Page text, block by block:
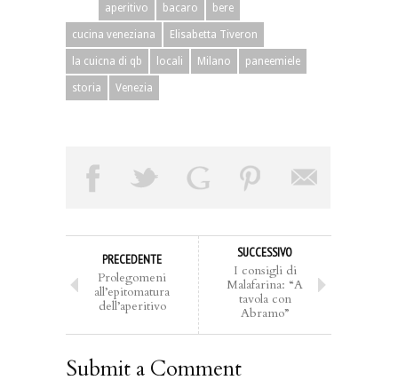
aperitivo bacaro bere
cucina veneziana Elisabetta Tiveron
la cuicna di qb locali Milano paneemiele
storia Venezia
PRECEDENTE
Prolegomeni
all’epitomatura
dell’aperitivo
SUCCESSIVO
I consigli di
Malafarina: “A
tavola con
Abramo”
Submit a Comment